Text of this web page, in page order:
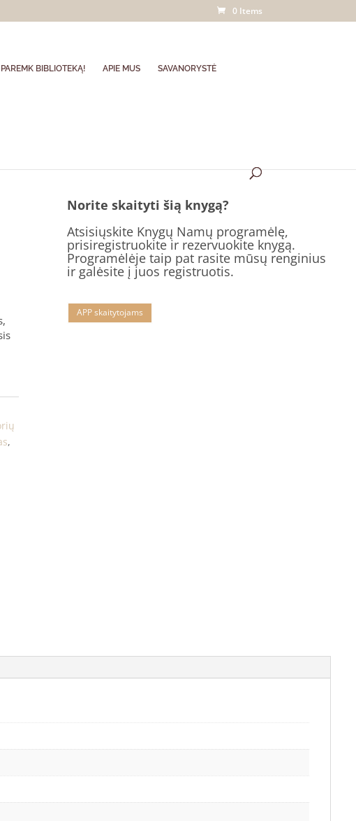
0 Items
PAREMK BIBLIOTEKĄ! APIE MUS SAVANORYSTĖ
,
Norite skaityti šią knygą?
Atsisiųskite Knygų Namų programėlę,
prisiregistruokite ir rezervuokite knygą.
Programėlėje taip pat rasite mūsų renginius
ir galėsite į juos registruotis.
APP skaitytojams